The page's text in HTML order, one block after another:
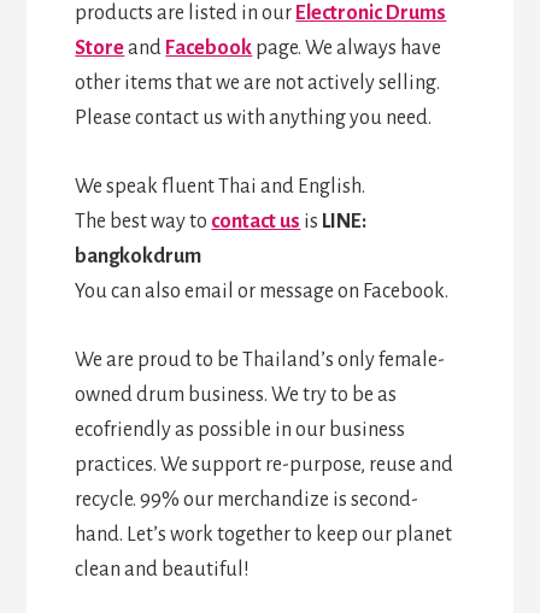
products are listed in our Electronic Drums
Storeand Facebook page. We always have
other items that we are not actively selling.
Please contact us with anything you need.
We speak fluent Thai and English.
The best way to contact us is LINE:
bangkokdrum
You can also email or message on Facebook.
We are proud to be Thailand’s only female-
owned drum business. We try to be as
ecofriendly as possible in our business
practices. We support re-purpose, reuse and
recycle. 99% our merchandize is second-
hand. Let’s work together to keep our planet
clean and beautiful!